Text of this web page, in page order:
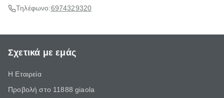
Τηλέφωνο:6974329320
Σχετικά με εμάς
Η Εταιρεία
Προβολή στο 11888 giaola